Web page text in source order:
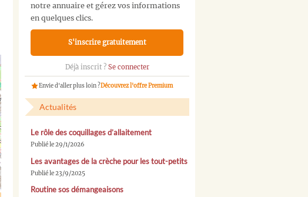
notre annuaire et gérez vos informations
en quelques clics.
S'inscrire gratuitement
Déjà inscrit ? Se connecter
Envie d'aller plus loin ?Découvrez l'offre Premium
Actualités
Le rôle des coquillages d’allaitement
Publié le 29/1/2026
Les avantages de la crèche pour les tout-petits
Publié le 23/9/2025
Routine sos démangeaisons